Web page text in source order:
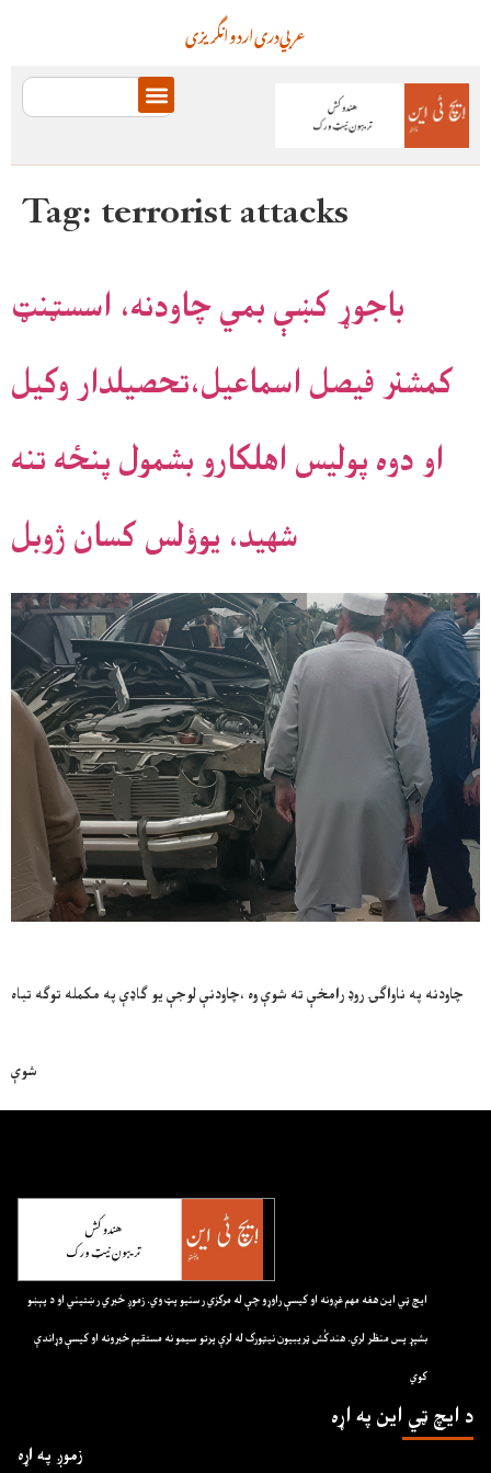
انگریزیاردودریعربي
Tag:terrorist attacks
باجوړ کښې بمي چاودنه، اسسټنټ
کمشنر فيصل اسماعيل،تحصيلدار وکيل
او دوه پوليس اهلکارو بشمول پنځه تنه
شهيد، يوؤلس کسان ژوبل
چاودنه په ناواګۍ روډ رامخې ته شوې وه ،چاودنې لوجې يو ګاډې په مکمله توګه تباه
شوې
ايچ ټي اين هغه مهم غږونه او کيسې راوړو چې له مرکزي رسنيو پټ وي. زموږ خبري رښتيني او د پېښو
بشپړ پس منظر لري. هندکُش ټريبيون نيټورک له لرې پرتو سيمو نه مستقيم خبرونه او کيسې وړاندې
کوي
د ايچ ټي اين په اړه
زموږ په اړه